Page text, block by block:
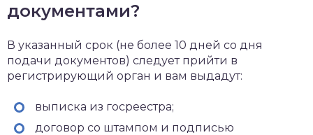
документами?
В указанный срок (не более 10 дней со дня
подачи документов) следует прийти в
регистрирующий орган и вам выдадут:
выписка из госреестра;
договор со штампом и подписью